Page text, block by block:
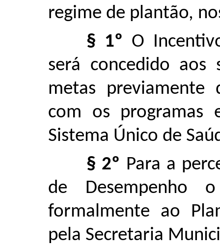
regime de plantão,
§ 1º O
será concedido aos
metas previamente
com os programas
Sistema Único de
§ 2º Para a
de Desempenho
formalmente ao
pela Secretaria